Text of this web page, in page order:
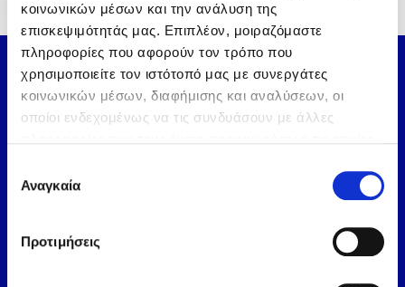
κοινωνικών μέσων και την ανάλυση της
επισκεψιμότητάς μας. Επιπλέον, μοιραζόμαστε
πληροφορίες που αφορούν τον τρόπο που
χρησιμοποιείτε τον ιστότοπό μας με συνεργάτες
κοινωνικών μέσων, διαφήμισης και αναλύσεων, οι
οποίοι ενδεχομένως να τις συνδυάσουν με άλλες
των υπηρεσιών τους.
συγκατάθεσης
Αναγκαία
Προτιμήσεις
Продукти